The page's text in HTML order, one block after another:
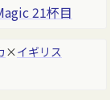
21杯目
×イギリス